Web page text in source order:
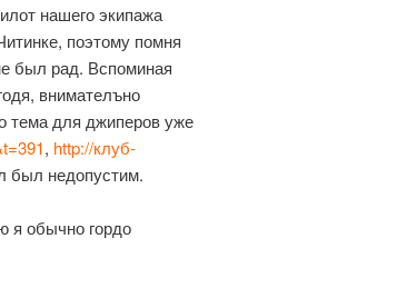
нашего экипажа
поэтому помня
был рад. Вспоминая
внимателъно
тема для джиперов уже
, http://клуб-
был недопустим.
я обычно гордо